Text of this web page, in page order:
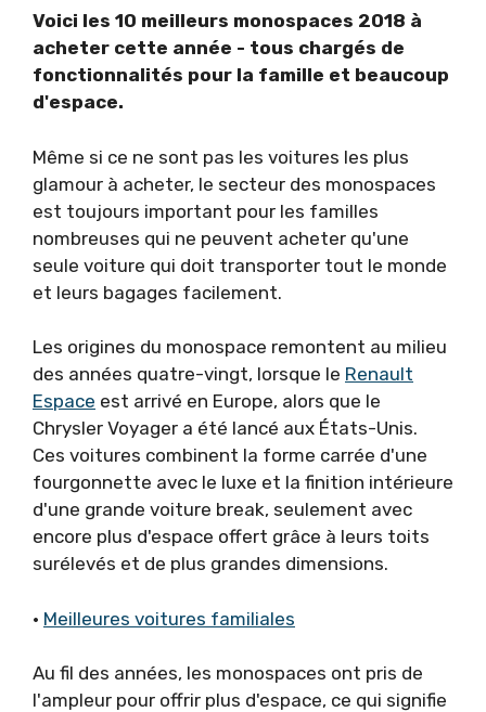
Voici les 10 meilleurs monospaces 2018 à
acheter cette année - tous chargés de
fonctionnalités pour la famille et beaucoup
d'espace.
Même si ce ne sont pas les voitures les plus
glamour à acheter, le secteur des monospaces
est toujours important pour les familles
nombreuses qui ne peuvent acheter qu'une
seule voiture qui doit transporter tout le monde
et leurs bagages facilement.
Les origines du monospace remontent au milieu
des années quatre-vingt, lorsque le Renault
Espace est arrivé en Europe, alors que le
Chrysler Voyager a été lancé aux États-Unis.
Ces voitures combinent la forme carrée d'une
fourgonnette avec le luxe et la finition intérieure
d'une grande voiture break, seulement avec
encore plus d'espace offert grâce à leurs toits
surélevés et de plus grandes dimensions.
• Meilleures voitures familiales
Au fil des années, les monospaces ont pris de
l'ampleur pour offrir plus d'espace, ce qui signifie